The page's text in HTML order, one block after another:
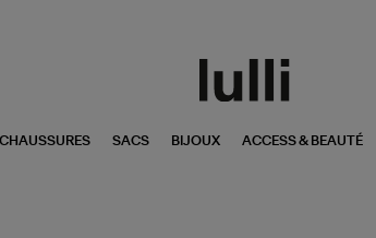
CHAUSSURES SACS BIJOUX ACCESS & BEAUTÉ